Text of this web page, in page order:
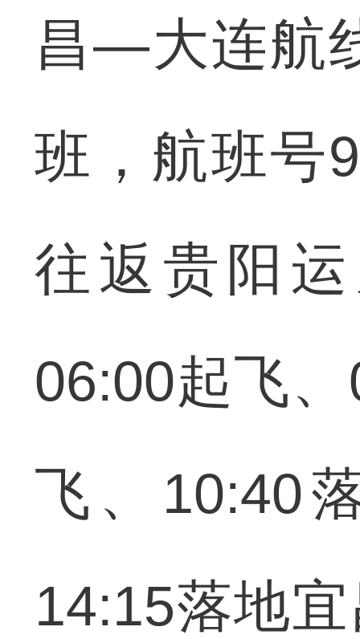
昌—大连航
班，航班号
往返贵阳
06:00起飞
飞、10:40
14:15落地